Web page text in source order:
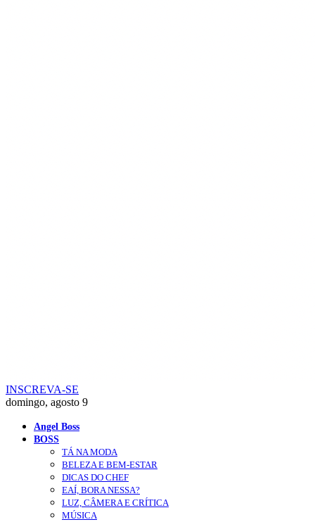
INSCREVA-SE
domingo, agosto 9
Angel Boss
BOSS
TÁ NA MODA
BELEZA E BEM-ESTAR
DICAS DO CHEF
EAÍ, BORA NESSA?
LUZ, CÂMERA E CRÍTICA
MÚSICA